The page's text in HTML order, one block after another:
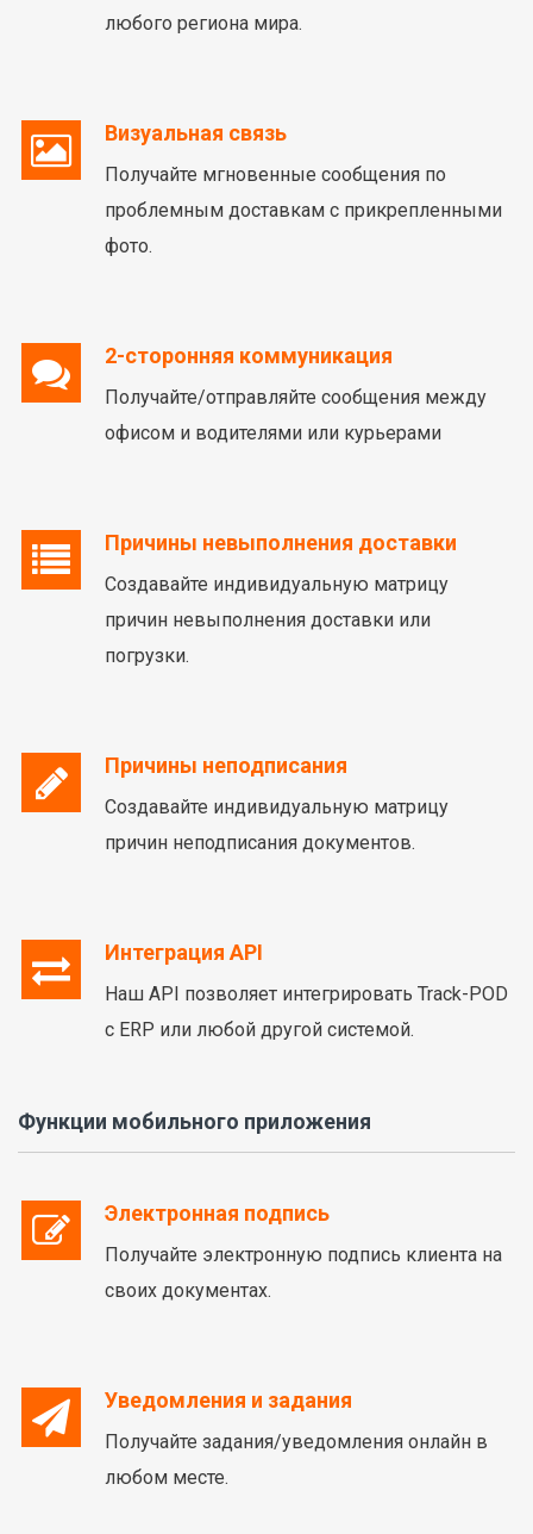
любого региона мира.
Визуальная связь
Получайте мгновенные сообщения по
проблемным доставкам с прикрепленными
фото.
2-сторонняя коммуникация
Получайте/отправляйте сообщения между
офисом и водителями или курьерами
Причины невыполнения доставки
Создавайте индивидуальную матрицу
причин невыполнения доставки или
погрузки.
Причины неподписания
Создавайте индивидуальную матрицу
причин неподписания документов.
Интеграция API
Наш API позволяет интегрировать Track-POD
с ERP или любой другой системой.
Функции мобильного приложения
Электронная подпись
Получайте электронную подпись клиента на
своих документах.
Уведомления и задания
Получайте задания/уведомления онлайн в
любом месте.